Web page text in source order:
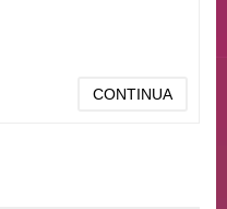
CONTINUA